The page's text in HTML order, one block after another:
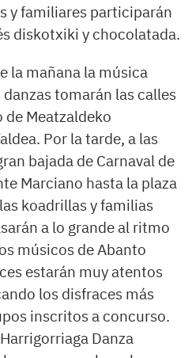
y familiares participarán
diskotxiki y chocolatada.
la mañana la música
tomarán las calles
de Meatzaldeko
Por la tarde, a las
bajada de Carnaval de
Marciano hasta la plaza
koadrillas y familias
a lo grande al ritmo
músicos de Abanto
estarán muy atentos
los disfraces más
inscritos a concurso.
Danza